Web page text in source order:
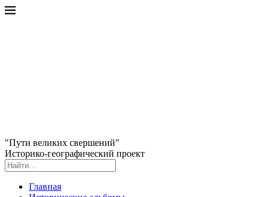
"Пути великих свершений"
Историко-географический проект
Главная